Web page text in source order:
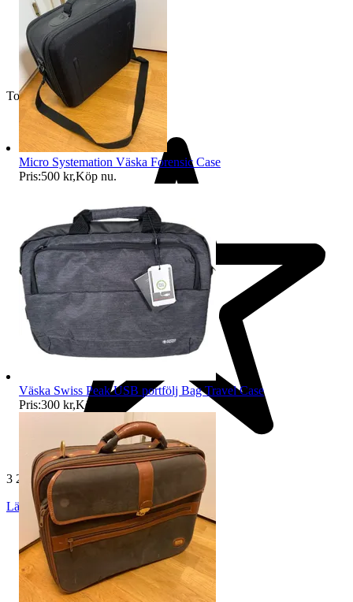
Toppsäljare
3 200 omdömen
Läs omdömen
Micro Systemation Väska Forensic Case
Pris:500 kr,Köp nu.
Väska Swiss Peak USB portfölj Bag Travel Case
Pris:300 kr,Köp nu